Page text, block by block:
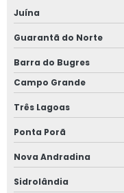
Juína
Guarantã do Norte
Barra do Bugres
Campo Grande
Três Lagoas
Ponta Porã
Nova Andradina
Sidrolândia